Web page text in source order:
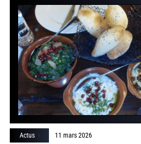
Actus 11 mars 2026